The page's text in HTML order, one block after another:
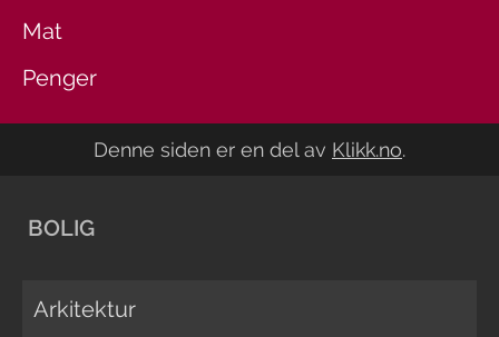
Mat
Penger
Denne siden er en del av Klikk.no.
BOLIG
Arkitektur